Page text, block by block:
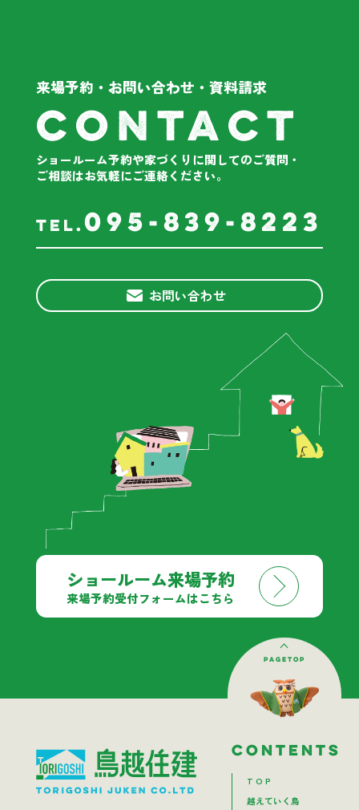
来場予約・お問い合わせ・資料請求
contact
ショールーム予約や家づくりに関してのご質問・
ご相談はお気軽にご連絡ください。
tel.095-839-8223
お問い合わせ
ショールーム来場予約
来場予約受付フォームはこちら
pagetop
contents
T O P
越えていく鳥